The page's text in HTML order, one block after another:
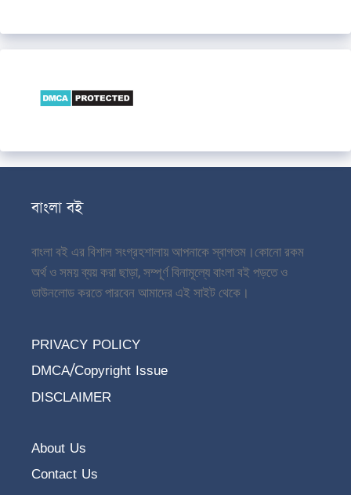
বাংলা বই
বাংলা বই এর বিশাল সংগ্রহশালায় আপনাকে স্বাগতম।কোনো রকম
অর্থ ও সময় ব্যয় করা ছাড়া, সম্পূর্ণ বিনামূল্যে বাংলা বই পড়তে ও
ডাউনলোড করতে পারবেন আমাদের এই সাইট থেকে।
PRIVACY POLICY
DMCA/Copyright Issue
DISCLAIMER
About Us
Contact Us